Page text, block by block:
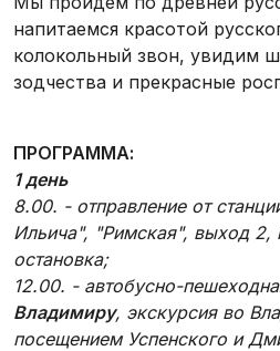
напитаемся красотой
колокольный звон, увидим
зодчества и прекрасные
ПРОГРАММА:
1 день
8.00. - отправление от
Ильича", "Римская", выход 2,
остановка;
12.00. - автобусно-
Владимиру, экскурсия во
посещением Успенского и